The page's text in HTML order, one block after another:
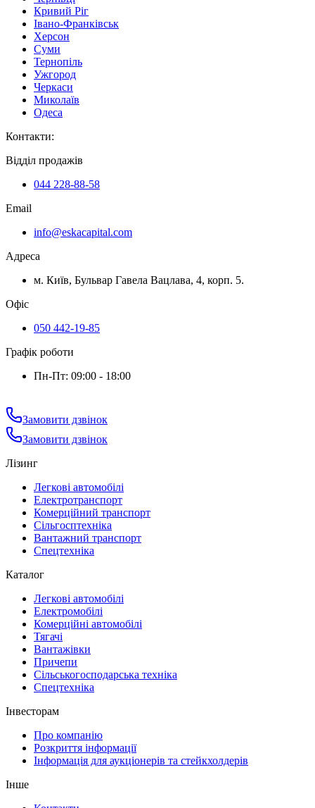
Кривий Ріг
Івано-Франківськ
Херсон
Суми
Тернопіль
Ужгород
Черкаси
Миколаїв
Одеса
Контакти:
Відділ продажів
044 228-88-58
Email
info@eskacapital.com
Адреса
м. Київ, Бульвар Гавела Вацлава, 4, корп. 5.
Офіс
050 442-19-85
Графік роботи
Пн-Пт: 09:00 - 18:00
Замовити дзвінок
Замовити дзвінок
Лізинг
Легкові автомобілі
Електротранспорт
Комерційний транспорт
Сільгосптехніка
Вантажний транспорт
Спецтехніка
Каталог
Легкові автомобілі
Електромобілі
Комерційні автомобілі
Тягачі
Вантажівки
Причепи
Сільськогосподарська техніка
Спецтехніка
Інвесторам
Про компанію
Розкриття інформації
Інформація для аукціонерів та стейкхолдерів
Інше